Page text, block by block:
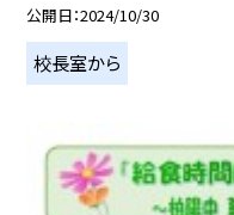
公開日 2024/10/30
校長室から